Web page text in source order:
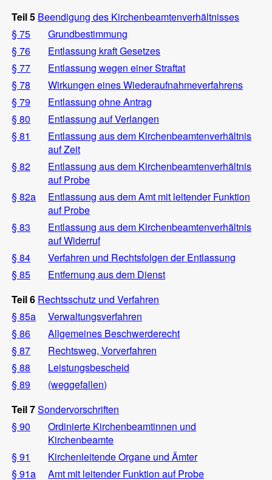
Teil 5 Beendigung des Kirchenbeamtenverhältnisses
§ 75
Grundbestimmung
§ 76
Entlassung kraft Gesetzes
§ 77
Entlassung wegen einer Straftat
§ 78
Wirkungen eines Wiederaufnahmeverfahrens
§ 79
Entlassung ohne Antrag
§ 80
Entlassung auf Verlangen
§ 81
Entlassung aus dem Kirchenbeamtenverhältnis
auf Zeit
§ 82
Entlassung aus dem Kirchenbeamtenverhältnis
auf Probe
§ 82a
Entlassung aus dem Amt mit leitender Funktion
auf Probe
§ 83
Entlassung aus dem Kirchenbeamtenverhältnis
auf Widerruf
§ 84
Verfahren und Rechtsfolgen der Entlassung
§ 85
Entfernung aus dem Dienst
Teil 6 Rechtsschutz und Verfahren
§ 85a
Verwaltungsverfahren
§ 86
Allgemeines Beschwerderecht
§ 87
Rechtsweg, Vorverfahren
§ 88
Leistungsbescheid
§ 89
(weggefallen)
Teil 7Sondervorschriften
§ 90
Ordinierte Kirchenbeamtinnen und
Kirchenbeamte
§ 91
Kirchenleitende Organe und Ämter
§ 91a
Amt mit leitender Funktion auf Probe